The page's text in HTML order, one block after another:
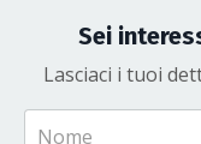
Sei
Lasciaci i tuoi